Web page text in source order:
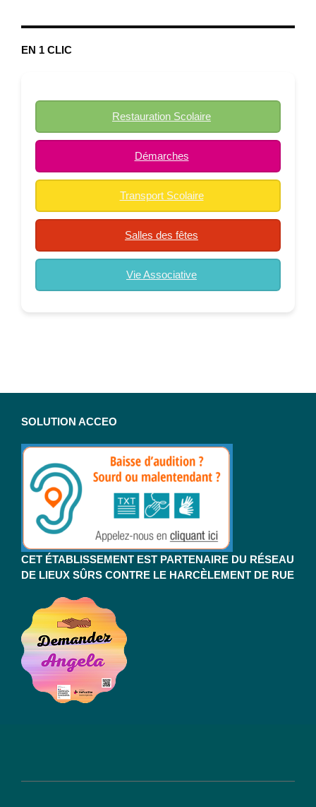
EN 1 CLIC
Restauration Scolaire
Démarches
Transport Scolaire
Salles des fêtes
Vie Associative
SOLUTION ACCEO
CET ÉTABLISSEMENT EST PARTENAIRE DU RÉSEAU
DE LIEUX SÛRS CONTRE LE HARCÈLEMENT DE RUE